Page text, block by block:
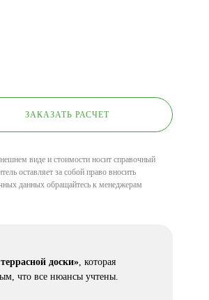
ЗАКАЗАТЬ РАСЧЕТ
виде и стоимости носит справочный
оставляет за собой право вносить
данных обращайтесь к менеджерам
доски», которая
что все нюансы учтены.